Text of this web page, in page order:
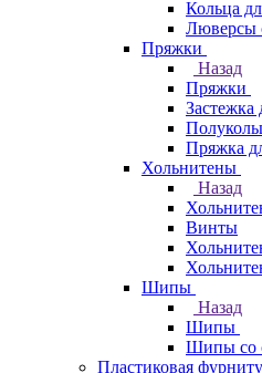
Кольца
Люверсы
Пряжки
Назад
Пряжки
Застежка
Пряжка
Хольнитены
Назад
Винты
Шипы
Назад
Шипы
Шипы со
Пластиковая